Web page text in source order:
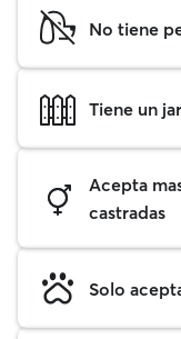
No tiene
Tiene un
Acepta
castradas
Solo